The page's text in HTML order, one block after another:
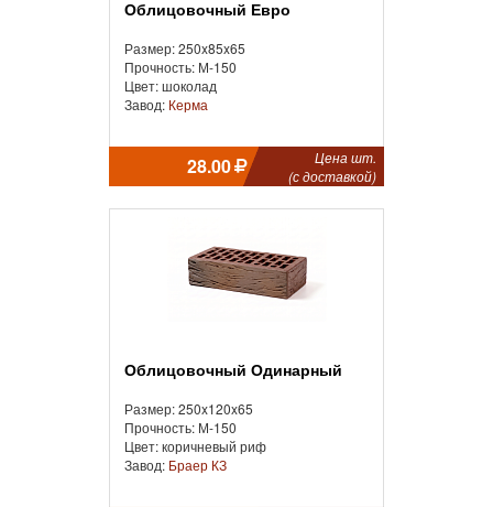
Облицовочный Евро
Размер: 250x85x65
Прочность: М-150
Цвет: шоколад
Завод: Керма
28.00
Цена шт.
(с доставкой)
Облицовочный Одинарный
Размер: 250x120x65
Прочность: М-150
Цвет: коричневый риф
Завод: Браер КЗ